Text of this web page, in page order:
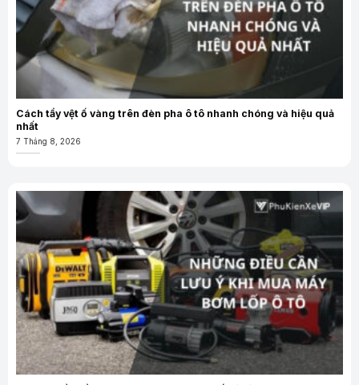
Cách tẩy vệt ố vàng trên đèn pha ô tô nhanh chóng và hiệu quả
nhất
7 Tháng 8, 2026